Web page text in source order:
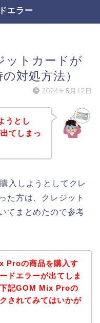
エラー
ットカードが
対処方法）
2024年5月12日
うとし
てしまっ
入しようとしてクレ
た方は、クレジット
てまとめたので参考
Proの商品を購入す
ドエラーが出てしま
記GOM Mix Proの
されてみてはいかが